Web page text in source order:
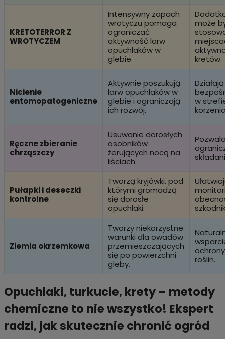
KRETOTERROR Z
WROTYCZEM
Intensywny zapach
wrotyczu pomaga
ograniczać
aktywność larw
opuchlaków w
glebie.
może
kretów.
Nicienie
entomopatogeniczne
Aktywnie poszukują
larw opuchlaków w
glebie i ograniczają
ich rozwój.
Działają
w
Ręczne zbieranie
chrząszczy
Usuwanie dorosłych
osobników
żerujących nocą na
liściach.
Pułapki i deseczki
kontrolne
Tworzą kryjówki, pod
którymi gromadzą
się dorosłe
opuchlaki.
Ziemia okrzemkowa
Tworzy niekorzystne
warunki dla owadów
przemieszczających
się po powierzchni
gleby.
ochrony
roślin.
Opuchlaki, turkucie, krety – metody
chemiczne to nie wszystko! Ekspert
radzi, jak skutecznie chronić ogród